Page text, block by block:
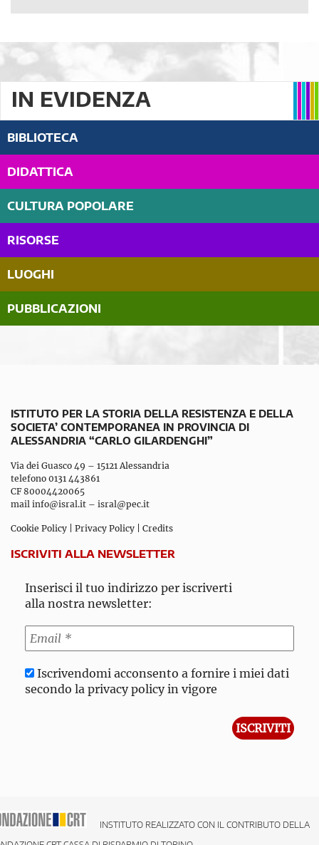
IN EVIDENZA
BIBLIOTECA
DIDATTICA
CULTURA POPOLARE
RISORSE
LUOGHI
PUBBLICAZIONI
ISTITUTO PER LA STORIA DELLA RESISTENZA E DELLA
SOCIETA’ CONTEMPORANEA IN PROVINCIA DI
ALESSANDRIA “CARLO GILARDENGHI”
Via dei Guasco 49 – 15121 Alessandria
telefono 0131 443861
CF 80004420065
mail info@isral.it – isral@pec.it
Cookie Policy Privacy Policy Credits
ISCRIVITI ALLA NEWSLETTER
Inserisci il tuo indirizzo per iscriverti
alla nostra newsletter:
Iscrivendomi acconsento a fornire i miei dati
secondo la privacy policy in vigore
INSTITUTO REALIZZATO CON IL CONTRIBUTO DELLA